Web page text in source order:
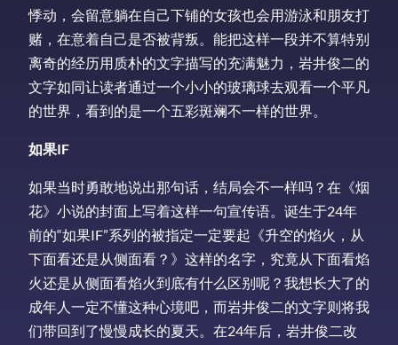
悸动，会留意躺在自己下铺的女孩也会用游泳和朋友打
赌，在意着自己是否被背叛。能把这样一段并不算特别
离奇的经历用质朴的文字描写的充满魅力，岩井俊二的
文字如同让读者通过一个小小的玻璃球去观看一个平凡
的世界，看到的是一个五彩斑斓不一样的世界。
如果IF
如果当时勇敢地说出那句话，结局会不一样吗？在《烟
花》小说的封面上写着这样一句宣传语。诞生于24年
前的“如果IF”系列的被指定一定要起《升空的焰火，从
下面看还是从侧面看？》这样的名字，究竟从下面看焰
火还是从侧面看焰火到底有什么区别呢？我想长大了的
成年人一定不懂这种心境吧，而岩井俊二的文字则将我
们带回到了慢慢成长的夏天。在24年后，岩井俊二改